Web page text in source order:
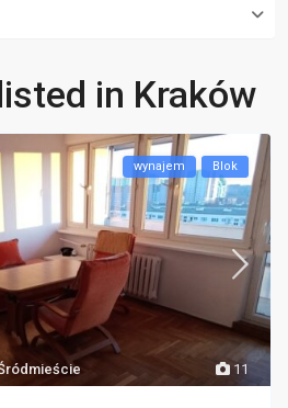
in Kraków
11
wynajem Blok